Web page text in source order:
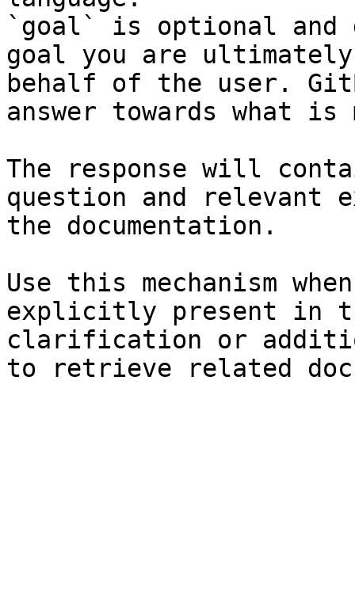
`goal` is optional and
goal you are
behalf of the user.
answer towards what
The response will
question and relevant
the documentation.
Use this mechanism
explicitly present in
clarification or